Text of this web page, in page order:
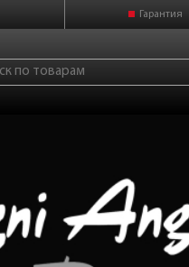
Гарантия